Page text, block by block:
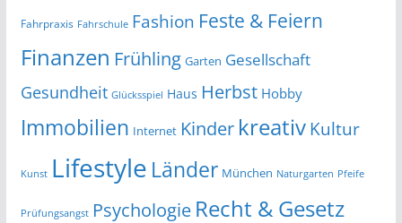
Fahrpraxis Fahrschule Fashion Feste & Feiern
Finanzen Frühling Garten Gesellschaft
Gesundheit Glücksspiel Haus Herbst Hobby
Immobilien Internet Kinder kreativKultur
Kunst Lifestyle Länder München Naturgarten Pfeife
Prüfungsangst Psychologie Recht & Gesetz